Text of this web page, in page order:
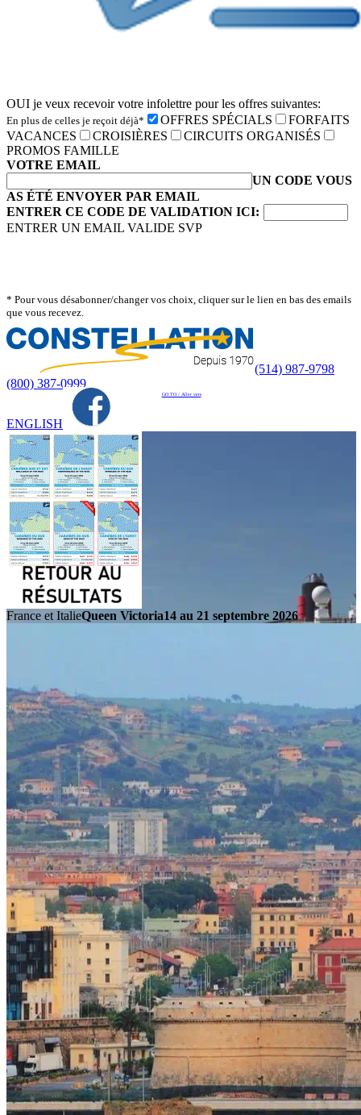
OUI je veux recevoir votre infolettre pour les offres suivantes:
En plus de celles je reçoit déjà* OFFRES SPÉCIALS
FORFAITS
VACANCES
CROISIÈRES
CIRCUITS ORGANISÉS
PROMOS FAMILLE
VOTRE EMAIL
UN CODE VOUS
AS ÉTÉ ENVOYER PAR EMAIL
ENTRER CE CODE DE VALIDATION ICI:
ENTRER UN EMAIL VALIDE SVP
* Pour vous désabonner/changer vos choix, cliquer sur le lien en bas des emails
que vous recevez.
(514) 987-9798
(800) 387-0999
GO TO / Aller vers
ENGLISH
France et ItalieQueen Victoria14 au 21 septembre 2026